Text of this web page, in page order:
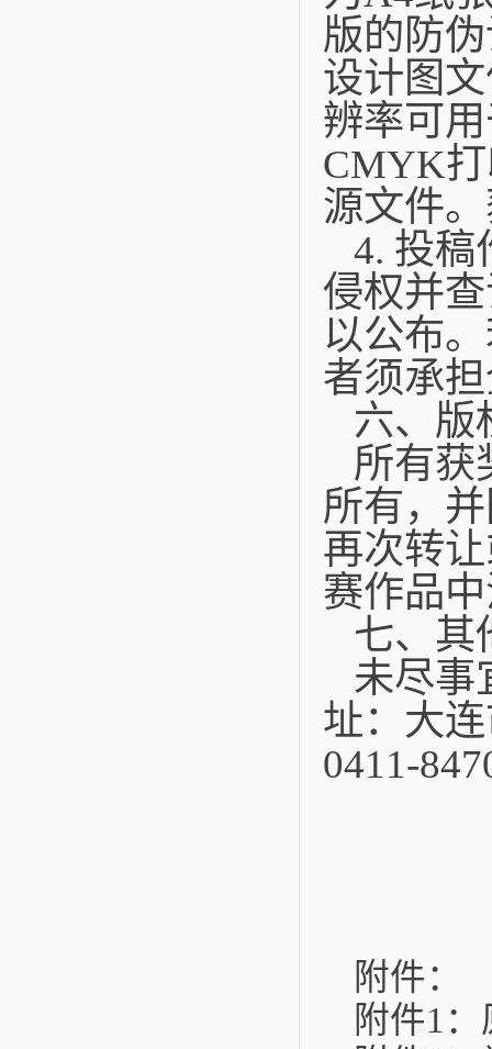
版的防
设计图
辨率可
CMYK
源文件
4. 投稿
侵权并
以公布
者须承
六、版
所有获
所有，
再次转
赛作品
七、其
未尽事
址：大
0411-
附件：
附件1